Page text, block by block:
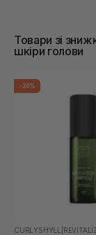
Товари зі
шкіри голови
-20%
CURLYSHYLL